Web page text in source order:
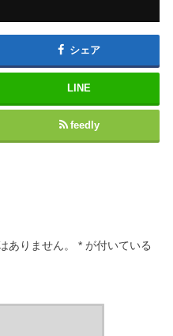
シェア
LINE
feedly
ありません。 * が付いている